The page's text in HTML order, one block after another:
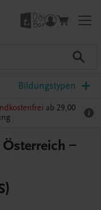
Bildungstypen
ab 29,00
–